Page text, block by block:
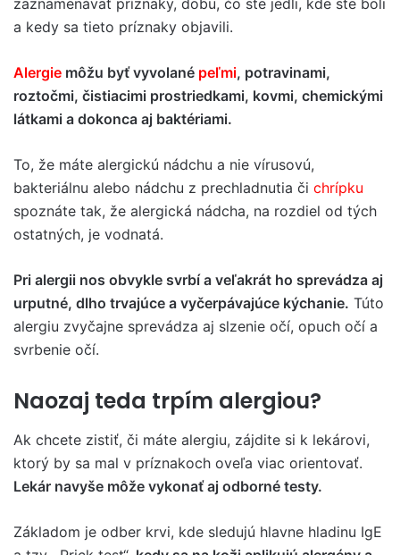
a kedy sa tieto príznaky objavili.
Alergie môžu byť vyvolané peľmi, potravinami,
roztočmi, čistiacimi prostriedkami, kovmi, chemickými
látkami a dokonca aj baktériami.
To, že máte alergickú nádchu a nie vírusovú,
bakteriálnu alebo nádchu z prechladnutia či chrípku
spoznáte tak, že alergická nádcha, na rozdiel od tých
ostatných, je vodnatá.
Pri alergii nos obvykle svrbí a veľakrát ho sprevádza aj
urputné, dlho trvajúce a vyčerpávajúce kýchanie. Túto
alergiu zvyčajne sprevádza aj slzenie očí, opuch očí a
svrbenie očí.
Naozaj teda trpím alergiou?
Ak chcete zistiť, či máte alergiu, zájdite si k lekárovi,
ktorý by sa mal v príznakoch oveľa viac orientovať.
Lekár navyše môže vykonať aj odborné testy.
Základom je odber krvi, kde sledujú hlavne hladinu IgE